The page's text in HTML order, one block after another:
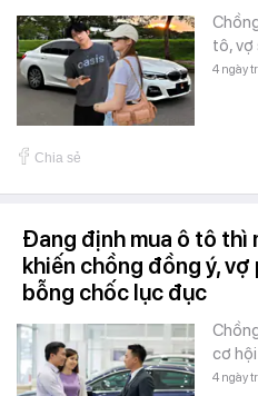
tô, vợ
4 ngày
Chia sẻ
Đang định mua ô tô thì
khiến chồng đồng ý,
bỗng chốc lục đục
cơ
4 ngày